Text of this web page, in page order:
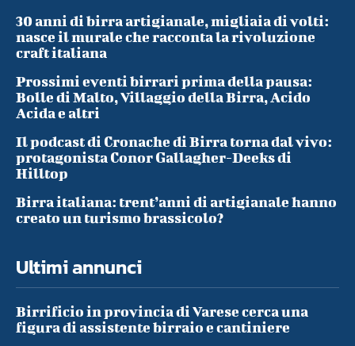
30 anni di birra artigianale, migliaia di volti:
nasce il murale che racconta la rivoluzione
craft italiana
Prossimi eventi birrari prima della pausa:
Bolle di Malto, Villaggio della Birra, Acido
Acida e altri
Il podcast di Cronache di Birra torna dal vivo:
protagonista Conor Gallagher-Deeks di
Hilltop
Birra italiana: trent’anni di artigianale hanno
creato un turismo brassicolo?
Ultimi annunci
Birrificio in provincia di Varese cerca una
figura di assistente birraio e cantiniere